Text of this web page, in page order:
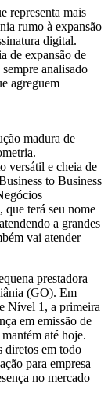
representa mais
rumo à expansão
digital.
de expansão de
analisado
agreguem
madura de
versátil e cheia de
to Business
terá seu nome
a grandes
vai atender
prestadora
(GO). Em
Nível 1, a primeira
em emissão de
até hoje.
diretos em todo
para empresa
no mercado